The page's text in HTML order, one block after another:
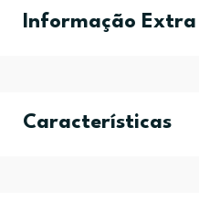
Informação Extra
Características